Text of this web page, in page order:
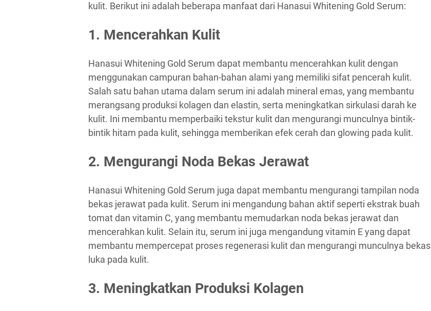
kulit. Berikut ini adalah beberapa manfaat dari Hanasui Whitening Gold Serum:
1. Mencerahkan Kulit
Hanasui Whitening Gold Serum dapat membantu mencerahkan kulit dengan
menggunakan campuran bahan-bahan alami yang memiliki sifat pencerah kulit.
Salah satu bahan utama dalam serum ini adalah mineral emas, yang membantu
merangsang produksi kolagen dan elastin, serta meningkatkan sirkulasi darah ke
kulit. Ini membantu memperbaiki tekstur kulit dan mengurangi munculnya bintik-
bintik hitam pada kulit, sehingga memberikan efek cerah dan glowing pada kulit.
2. Mengurangi Noda Bekas Jerawat
Hanasui Whitening Gold Serum juga dapat membantu mengurangi tampilan noda
bekas jerawat pada kulit. Serum ini mengandung bahan aktif seperti ekstrak buah
tomat dan vitamin C, yang membantu memudarkan noda bekas jerawat dan
mencerahkan kulit. Selain itu, serum ini juga mengandung vitamin E yang dapat
membantu mempercepat proses regenerasi kulit dan mengurangi munculnya bekas
luka pada kulit.
3. Meningkatkan Produksi Kolagen